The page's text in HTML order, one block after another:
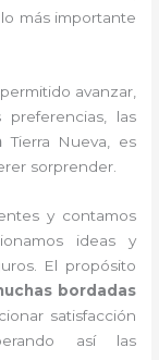
más importante
avanzar,
las
Tierra Nueva, es
sorprender.
y contamos
ideas y
El propósito
bordadas
satisfacción
así las